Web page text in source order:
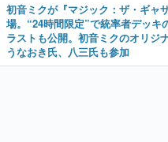
初音ミクが『マジック：ザ・ギャ
場。“24時間限定”で統率者デッキ
ラストも公開。初音ミクのオリジ
うなおき氏、八三氏も参加